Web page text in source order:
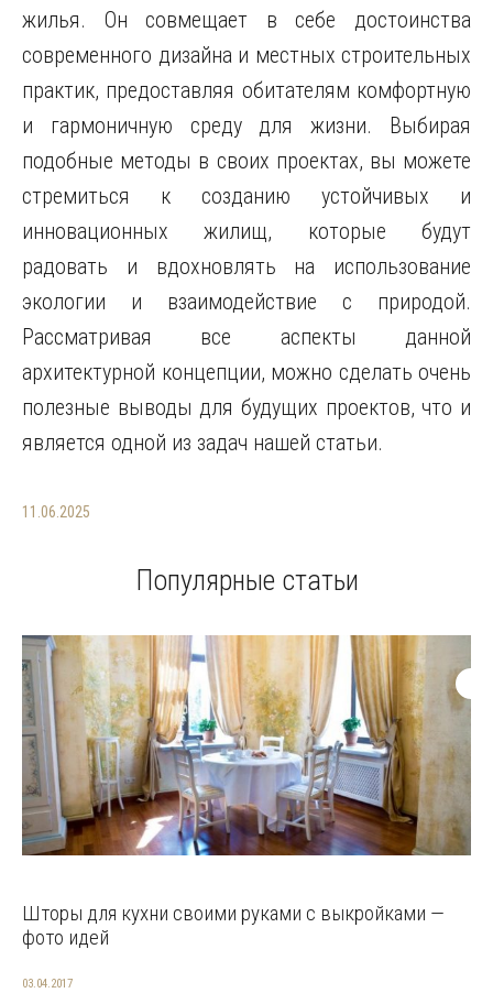
жилья. Он совмещает в себе достоинства
современного дизайна и местных строительных
практик, предоставляя обитателям комфортную
и гармоничную среду для жизни. Выбирая
подобные методы в своих проектах, вы можете
стремиться к созданию устойчивых и
инновационных жилищ, которые будут
радовать и вдохновлять на использование
экологии и взаимодействие с природой.
Рассматривая все аспекты данной
архитектурной концепции, можно сделать очень
полезные выводы для будущих проектов, что и
является одной из задач нашей статьи.
11.06.2025
Популярные статьи
Шторы для кухни своими руками с выкройками —
фото идей
03.04.2017